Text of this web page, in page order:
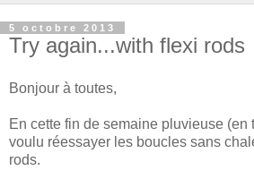
5 octobre 2013
Try again...with flexi rods
Bonjour à toutes,
En cette fin de semaine pluvieuse (en
voulu réessayer les boucles sans
rods.